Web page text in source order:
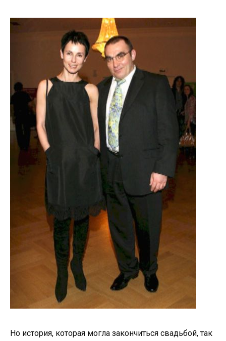
Но история, которая могла закончиться свадьбой, так